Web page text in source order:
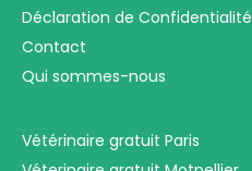
Déclaration de Confidentialité
Contact
Qui sommes-nous
Vétérinaire gratuit Paris